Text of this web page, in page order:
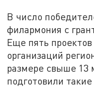
В число
филармония с
Еще пять
организаций
размере свыше 13
подготовили